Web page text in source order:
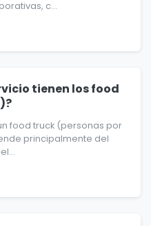
c...
tienen los food
food truck (personas por
principalmente del